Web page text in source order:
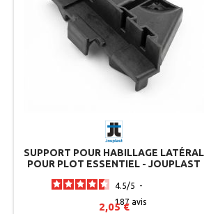
SUPPORT POUR HABILLAGE LATÉRAL
POUR PLOT ESSENTIEL - JOUPLAST
4.5/5
-
187 avis
2,05 €